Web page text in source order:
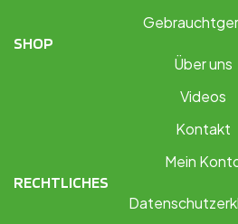
SHOP
Über uns
Videos
Kontakt
Mein
RECHTLICHES